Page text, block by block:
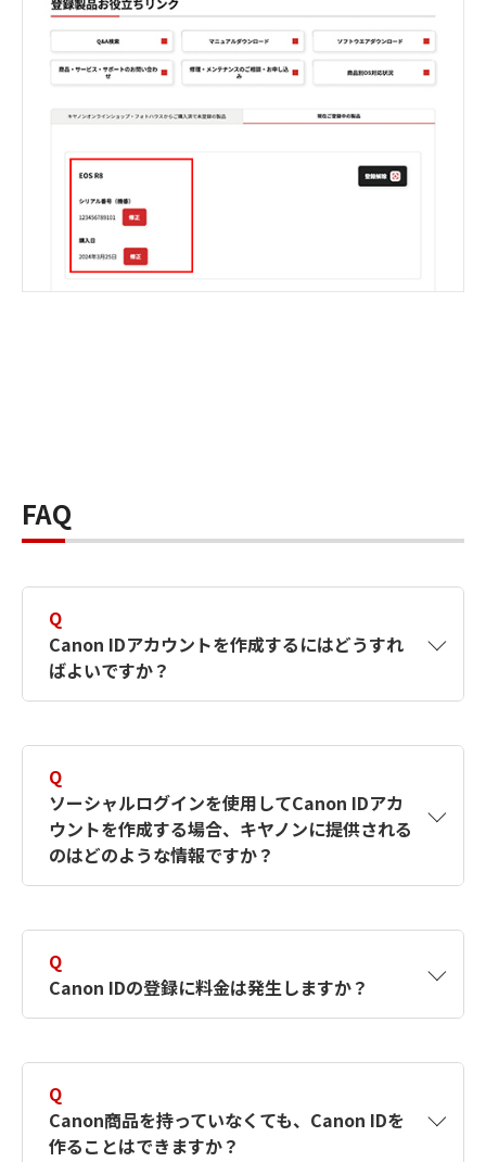
FAQ
Q
Canon IDアカウントを作成するにはどうすれ
ばよいですか？
す。詳しい作成方法は【カメラ】Canon IDとは
何ですか？Canon IDの作成方法は？をご確認く
ださい。
Q
ソーシャルログインを使用してCanon IDアカ
ウントを作成する場合、キヤノンに提供される
のはどのような情報ですか？
択したサービスから取得します。アカウントを
簡単に作成できるように、この情報を使用して
Canon IDの登録フォームを入力します。
Q
Canon IDの登録に料金は発生しますか？
Q
Canon商品を持っていなくても、Canon IDを
作ることはできますか？